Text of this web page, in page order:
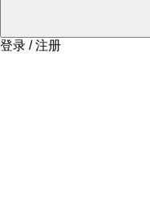
登录 / 注册